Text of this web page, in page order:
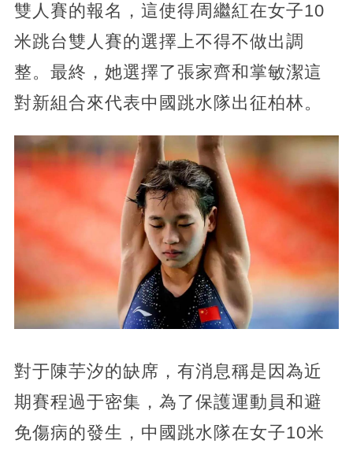
雙人賽的報名，這使得周繼紅在女子10
米跳台雙人賽的選擇上不得不做出調
整。最終，她選擇了張家齊和掌敏潔這
對新組合來代表中國跳水隊出征柏林。
對于陳芋汐的缺席，有消息稱是因為近
期賽程過于密集，為了保護運動員和避
免傷病的發生，中國跳水隊在女子10米